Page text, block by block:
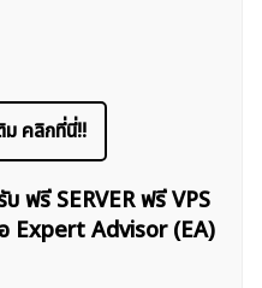
ม คลิกที่นี่!!
ฟรี SERVER ฟรี VPS
Expert Advisor (EA)